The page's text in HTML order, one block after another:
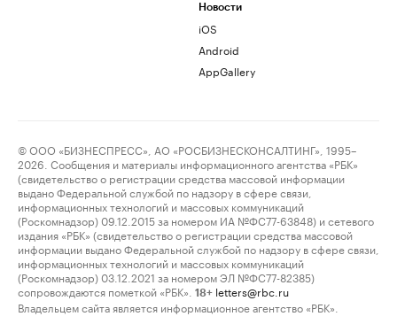
Новости
iOS
Android
AppGallery
© ООО «БИЗНЕСПРЕСС», АО «РОСБИЗНЕСКОНСАЛТИНГ», 1995–
2026. Сообщения и материалы информационного агентства «РБК»
(свидетельство о регистрации средства массовой информации
выдано Федеральной службой по надзору в сфере связи,
информационных технологий и массовых коммуникаций
(Роскомнадзор) 09.12.2015 за номером ИА №ФС77-63848) и сетевого
издания «РБК» (свидетельство о регистрации средства массовой
информации выдано Федеральной службой по надзору в сфере связи,
информационных технологий и массовых коммуникаций
(Роскомнадзор) 03.12.2021 за номером ЭЛ №ФС77-82385)
сопровождаются пометкой «РБК».
18+ letters@rbc.ru
Владельцем сайта является информационное агентство «РБК».